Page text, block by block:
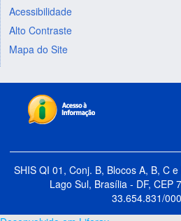
Acessibilidade
Alto Contraste
Mapa do Site
SHIS QI 01, Conj. B, Blocos A, B, C
Lago Sul, Brasília - DF, CEP
33.654.831/